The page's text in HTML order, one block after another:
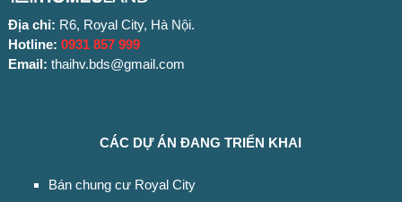
Địa chỉ: R6, Royal City, Hà Nội.
Hotline: 0931 857 999
Email: thaihv.bds@gmail.com
CÁC DỰ ÁN ĐANG TRIỂN KHAI
Bán chung cư Royal City